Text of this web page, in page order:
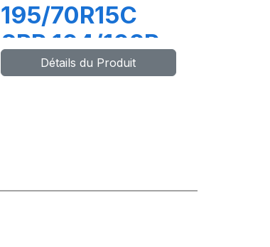
195/70R15C
8PR 104/102R
R666Détails du Produit